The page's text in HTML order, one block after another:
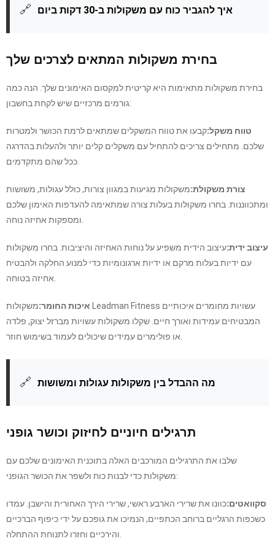
🔗 איך להגביר כוח עם משקולות ב-30 דקות ביום
בחירת משקולות המתאים לצרכים שלך
בחירת משקולות מתאימות היא קריטית למקסום האימונים שלך. הנה כמה
גורמים מרכזיים שיש לקחת בחשבון:
טווח משקל:קבעו את טווח המשקלים שמתאים לרמת הכושר ולמטרות
שלכם. מתחילים צריכים להתחיל עם משקלים קלים יותר ולהעלות בהדרגה
ככל שהם מתקדמים.
צורת משקולת:משקולות מגיעות במגוון צורות, כולל עגולות, משושות
ומתכווננות. בחרו משקולות בעלות צורה שמתאימה להעדפות האימון שלכם
ומספקות אחיזה נוחה.
עיצוב ידית:עיצוב הידית משפיע על נוחות האחיזה והיציבות. בחרו משקולות
עם ידיות בעלות מרקם או ידיות ארגונומיות כדי למנוע החלקה ולהבטיח
אחיזה בטוחה.
איכות החומר:משקולות Leadman Fitness עשויות מחומרים איכותיים
המבטיחים עמידות ואורך חיים. שקלו משקולות עשויות מברזל יצוק, פלדה
או פולימרים עמידים שיכולים לעמוד בשימוש חוזר.
🔗 מה ההבדל בין משקולות עגולות ומשושות
תרגילים חיוניים לחיזוק וכושר גופני
שלבו את התרגילים המורכבים האלה בתוכנית האימונים שלכם עם
משקולות כדי לבנות כוח ולשפר את הכושר הגופני:
סקוואטים:כוונו את שרירי הארבע ראשי, שרירי הירך האחורית והישבן. עמדו
כשכפות הרגליים ברוחב הכתפיים, הנמיכו את גופכם על ידי כיפוף הברכיים
והירכיים וחזרו לתנוחת ההתחלה.